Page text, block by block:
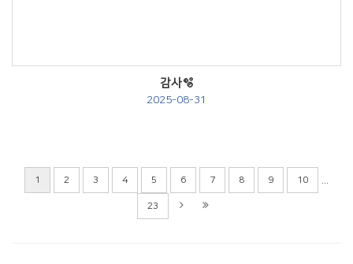
감사🫧
2025-08-31
1 2 3 4 5 6 7 8 9 10 ...
23